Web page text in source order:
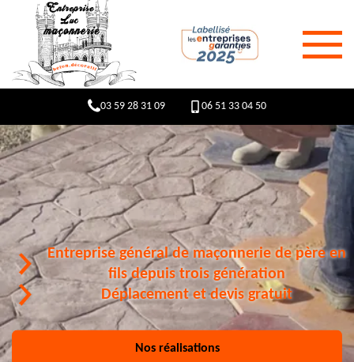
03 59 28 31 09 06 51 33 04 50
Entreprise général de maçonnerie de père en
fils depuis trois génération
Déplacement et devis gratuit
Nos réalisations